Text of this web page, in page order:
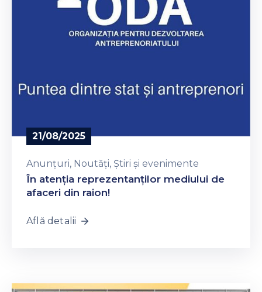
21/08/2025
Anunțuri‚ Noutăți‚ Știri și evenimente
În atenția reprezentanților mediului de
afaceri din raion!
Află detalii